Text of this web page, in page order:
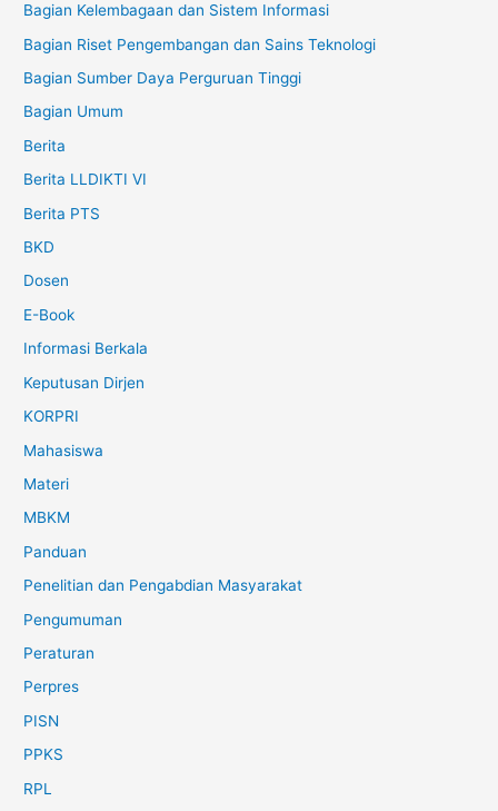
Bagian Kelembagaan dan Sistem Informasi
Bagian Riset Pengembangan dan Sains Teknologi
Bagian Sumber Daya Perguruan Tinggi
Bagian Umum
Berita
Berita LLDIKTI VI
Berita PTS
BKD
Dosen
E-Book
Informasi Berkala
Keputusan Dirjen
KORPRI
Mahasiswa
Materi
MBKM
Panduan
Penelitian dan Pengabdian Masyarakat
Pengumuman
Peraturan
Perpres
PISN
PPKS
RPL